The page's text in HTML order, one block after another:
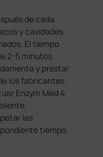
de cada
y cavidades
El tiempo
2-5 minutos.
y prestar
los fabricantes.
Enzym Med 4
las
tiempo